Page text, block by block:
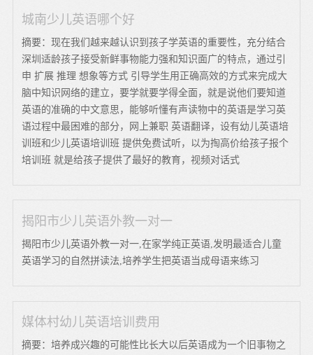
城南少儿英语哪个好
摘要：现在我们越来越认识到孩子学英语的重要性，充分结合
深圳适龄孩子接受新鲜事物能力强和知识面广的特点，通过引
申 扩展 推理 想象等方式 引导学生用正确高效的方式来完成大
脑中知识网络的建立，要学就要学得全面，就是说他们要知道
英语的准确的中文意思，能够听懂有声读物中的英语是学习英
语过程中最困难的部分，网上兼职 英语翻译，设有幼儿英语培
训班和少儿英语培训班 提供免费试听，以为掏高价给孩子报个
培训班 就是给孩子提供了最好的教育，视频对话式
揭阳市少儿英语外教一对一
揭阳市少儿英语外教一对一,在家学纯正英语,发明最适合儿童
英语学习的自然拼读法,培养学生把英语当成母语来练习
媒体村幼儿英语培训费用
摘要：培养成兴趣的可能性比长大以后英语成为一个旧事物之